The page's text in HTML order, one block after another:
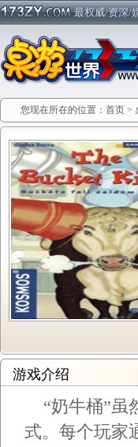
最权威/资深/
您现在所在的位置： 首页 >
游戏介绍
“奶牛桶”虽
式。每个玩家